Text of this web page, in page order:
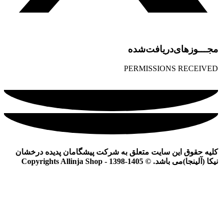
مجـــوز‌های‌دریافت‌شده
PERMISSIONS RECEIVED
کلیه حقوق این سایت متعلق به شرکت پیشگامان پدیده درخشان
نیکا (آلینجا)می باشد. © Copyrights Allinja Shop - 1398-1405